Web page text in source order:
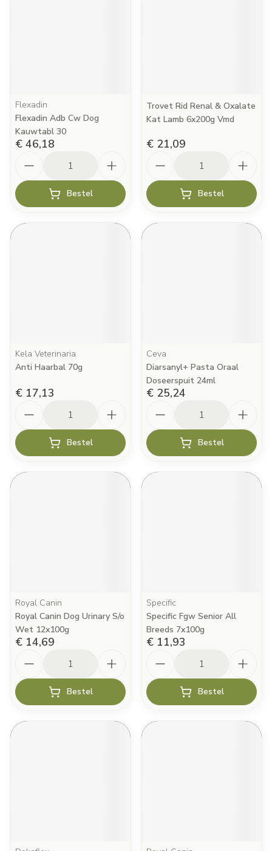
Flexadin
Flexadin Adb Cw Dog
Kauwtabl 30
€ 46,18
Bestel
Trovet Rid Renal & Oxalate
Kat Lamb 6x200g Vmd
€ 21,09
Bestel
Kela Veterinaria
Anti Haarbal 70g
€ 17,13
Bestel
Ceva
Diarsanyl+ Pasta Oraal
Doseerspuit 24ml
€ 25,24
Bestel
Royal Canin
Royal Canin Dog Urinary S/o
Wet 12x100g
€ 14,69
Bestel
Specific
Specific Fgw Senior All
Breeds 7x100g
€ 11,93
Bestel